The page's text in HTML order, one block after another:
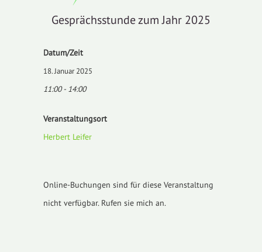
Gesprächsstunde zum Jahr 2025
Datum/Zeit
18. Januar 2025
11:00 - 14:00
Veranstaltungsort
Herbert Leifer
Online-Buchungen sind für diese Veranstaltung
nicht verfügbar. Rufen sie mich an.